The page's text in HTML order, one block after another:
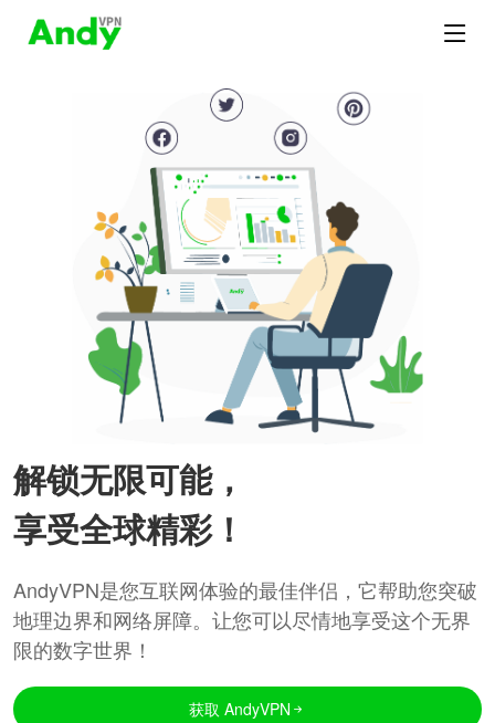
解锁无限可能，
享受全球精彩！
AndyVPN是您互联网体验的最佳伴侣，它帮助您突破
地理边界和网络屏障。让您可以尽情地享受这个无界
限的数字世界！
获取 AndyVPN